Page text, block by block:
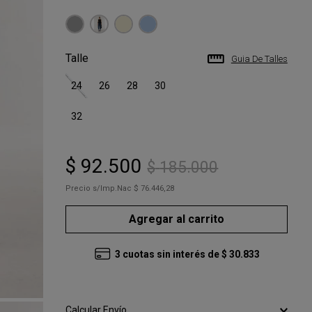
Talle
24 26 28 30
32
Guia De Talles
$ 92.500 $ 185.000
Precio s/Imp.Nac $ 76.446,28
Agregar al carrito
3 cuotas sin interés de $ 30.833